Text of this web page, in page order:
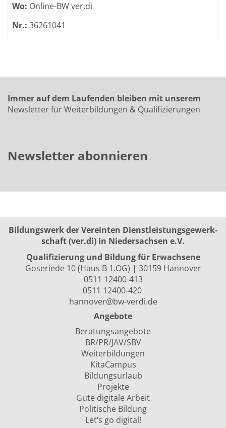
Wo: Online-BW ver.di
Nr.: 36261041
Immer auf dem Laufenden bleiben mit unserem
Newsletter für Weiterbildungen & Qualifizierungen
Newsletter abonnieren
Bildungswerk der Vereinten Dienst­leis­tungs­ge­werk­
schaft (ver.di) in Niedersachsen e.V.
Qualifizierung und Bildung für Erwachsene
Goseriede 10 (Haus B 1.OG) | 30159 Hannover
0511 12400-413
0511 12400-420
hannover@bw-verdi.de
Angebote
Beratungsangebote
BR/PR/JAV/SBV
Weiterbildungen
KitaCampus
Bildungsurlaub
Projekte
Gute digitale Arbeit
Politische Bildung
Let‘s go digital!